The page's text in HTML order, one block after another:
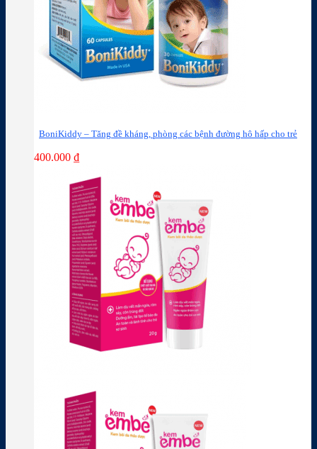
BoniKiddy – Tăng đề kháng, phòng các bệnh đường hô hấp cho trẻ
400.000 ₫